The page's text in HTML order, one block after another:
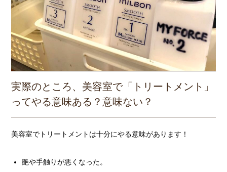
実際のところ、美容室で「トリートメント」
ってやる意味ある？意味ない？
美容室でトリートメントは十分にやる意味があります！
艶や手触りが悪くなった。